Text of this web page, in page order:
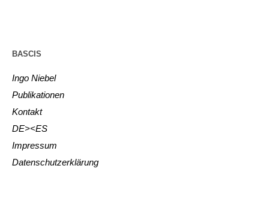
BASCIS
Ingo Niebel
Publikationen
Kontakt
DE><ES
Impressum
Datenschutzerklärung